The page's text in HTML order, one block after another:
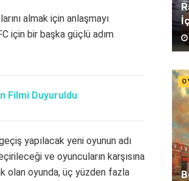
almak için anlaşmayı
için bir başka güçlü adım
Filmi Duyuruldu
yapılacak yeni oyunun adı
ve oyuncuların karşısına
olan oyunda, üç yüzden fazla